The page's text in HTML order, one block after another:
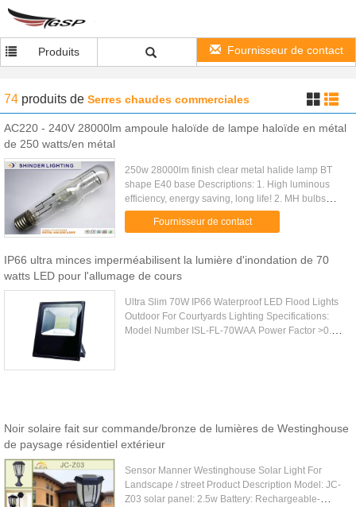
Produits Fournisseur de contact
74 produits de Serres chaudes commerciales
AC220 - 240V 28000lm ampoule haloïde de lampe haloïde en métal
de 250 watts/en métal
250w 28000lm finish clear metal halide lamp BT
shape E40 base Descriptions: 1. High luminous
efficiency, energy saving, long life! 2. MH bulbs
deliver 25% more energy in the red and orange
spectrums as well as ...
Fournisseur de contact
IP66 ultra minces imperméabilisent la lumière d'inondation de 70
watts LED pour l'allumage de cours
Ultra Slim 70W IP66 Waterproof LED Flood Lights
Outdoor For Courtyards Lighting Specifications:
Model Number ISL-FL-70WAA Power Factor >0.95
Noir solaire fait sur commande/bronze de lumières de Westinghouse
de paysage résidentiel extérieur
Sensor Manner Westinghouse Solar Light For
Landscape / street Product Description Model: JC-
Z03 solar panel: 2.5w Battery: Rechargeable-